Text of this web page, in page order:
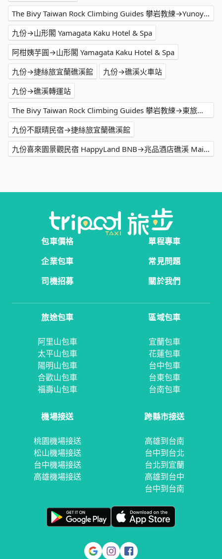
The Bivy Taiwan Rock Climbing Guides 攀岩教練→Yunoyado Onsen Hot Spring Hotel - Deyang Branch
九份→山形閣 Yamagata Kaku Hotel & Spa
阿柑姨芋圓→山形閣 Yamagata Kaku Hotel & Spa
九份→捷絲旅宜蘭礁溪館
九份→礁溪火車站
九份→礁溪轉運站
The Bivy Taiwan Rock Climbing Guides 攀岩教練→東旅湯宿溫泉飯店 - 風華漾館
九份不厭晴民宿→捷絲旅宜蘭礁溪館
九份喜來園景觀民宿 HappyLand BNB→兆品酒店礁溪 Maison de Chine Hotel Jiaoxi
包車價格
單程專車
企業包車
常見問題
司機招募
關於我們
旅途包車
阿里山包車
太平山包車
陽明山包車
合歡山包車
福壽山包車
區域包車
宜蘭包車
花蓮包車
台中包車
台東包車
台南包車
機場接送
桃園機場接送
松山機場接送
台中機場接送
高雄機場接送
跨縣市接送
高雄到台南
台中到台北
台北到宜蘭
高雄到台中
台中到台南